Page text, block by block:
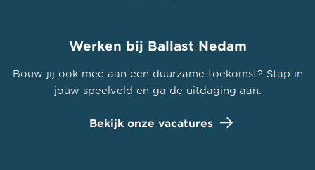
Werken bij Ballast Nedam
Bouw jij ook mee aan een duurzame toekomst? Stap in
jouw speelveld en ga de uitdaging aan.
Bekijk onze vacatures